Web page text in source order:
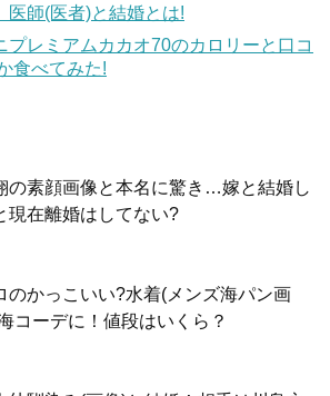
医師(医者)と結婚とは!
プレミアムカカオ70のカロリーと口コ
食べてみた!
の素顔画像と本名に驚き…嫁と結婚し
現在離婚はしてない?
のかっこいい?水着(メンズ海パン画
コーデに！値段はいくら？